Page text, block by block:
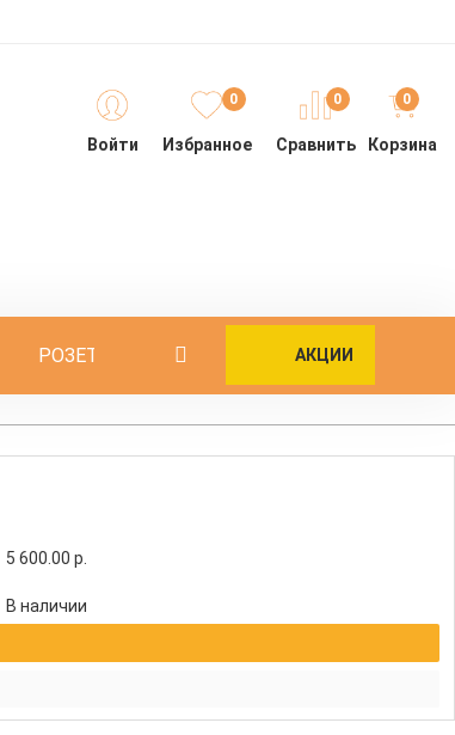
Войти Избранное
0
Сравнить
0
Корзина
0
РОЗЕТКИ ОПОРЫ ИНТЕРЬЕРНЫЕ
АКЦИИ
5 600.00 р.
В наличии